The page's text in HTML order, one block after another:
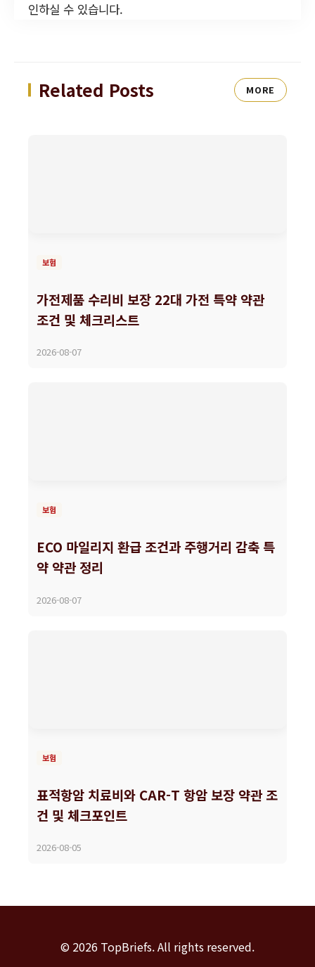
인하실 수 있습니다.
Related Posts MORE
보험
가전제품 수리비 보장 22대 가전 특약 약관
조건 및 체크리스트
2026-08-07
보험
ECO 마일리지 환급 조건과 주행거리 감축 특
약 약관 정리
2026-08-07
보험
표적항암 치료비와 CAR-T 항암 보장 약관 조
건 및 체크포인트
2026-08-05
© 2026 TopBriefs. All rights reserved.